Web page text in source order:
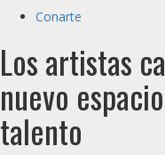
Conarte
Los artistas
nuevo
talento